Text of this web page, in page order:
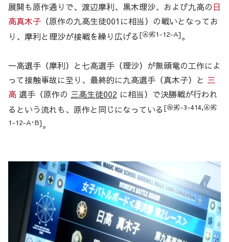
展開も原作通りで、渡辺摩利、黒木理沙、および九高の日
高真木子 （原作の九高生徒001に相当）の戦いとなってお
り、摩利と理沙が接戦を繰り広げる [Ⓐ劣1-12-A]。
一高選手（摩利）と七高選手（理沙）が無頭竜の工作によ
って接触事故に至り、最終的に九高選手（真木子）と 三
高 選手（原作の 三高生徒002 に相当）で決勝戦が行われ
るという流れも、原作と同じになっている [Ⓝ劣-3-414,Ⓐ劣
1-12-A･B]。